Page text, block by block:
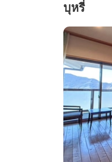
บุหรี่